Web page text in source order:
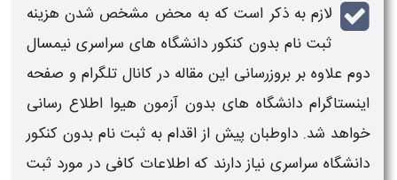
لازم به ذکر است که به محض مشخص شدن هزینه
ثبت نام بدون کنکوردانشگاه های سراسری نیمسال
دوم علاوه بر بروزرسانی این مقاله در کانال تلگرام و صفحه
اینستاگرام دانشگاه های بدون آزمون هیوا اطلاع رسانی
خواهد شد. داوطبان پیش از اقدام به ثبت نام بدون کنکور
دانشگاه سراسری نیاز دارند که اطلاعات کافی در مورد ثبت